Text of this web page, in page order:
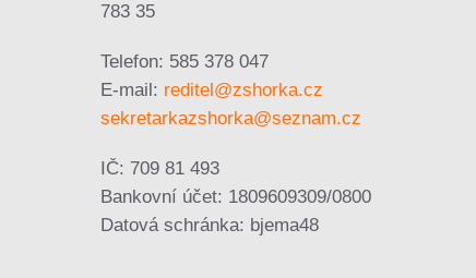
783 35
Telefon: 585 378 047
E-mail: reditel@zshorka.cz
sekretarkazshorka@seznam.cz
IČ: 709 81 493
Bankovní účet: 1809609309/0800
Datová schránka: bjema48